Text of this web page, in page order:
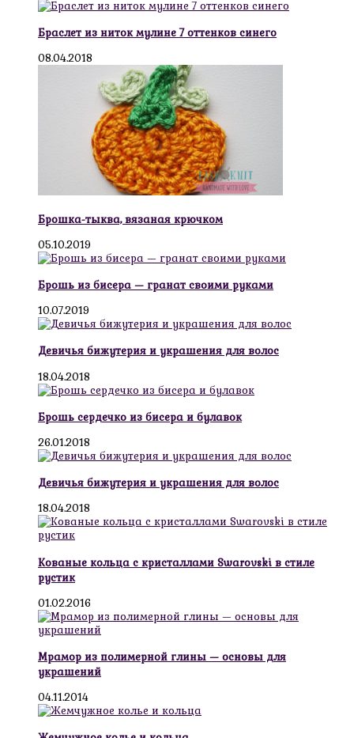
Браслет из ниток мулине 7 оттенков синего
08.04.2018
Брошка-тыква, вязаная крючком
05.10.2019
Брошь из бисера — гранат своими руками
10.07.2019
Девичья бижутерия и украшения для волос
18.04.2018
Брошь сердечко из бисера и булавок
26.01.2018
Девичья бижутерия и украшения для волос
18.04.2018
Кованые кольца с кристаллами Swarovski в стиле
рустик
01.02.2016
Мрамор из полимерной глины — основы для
украшений
04.11.2014